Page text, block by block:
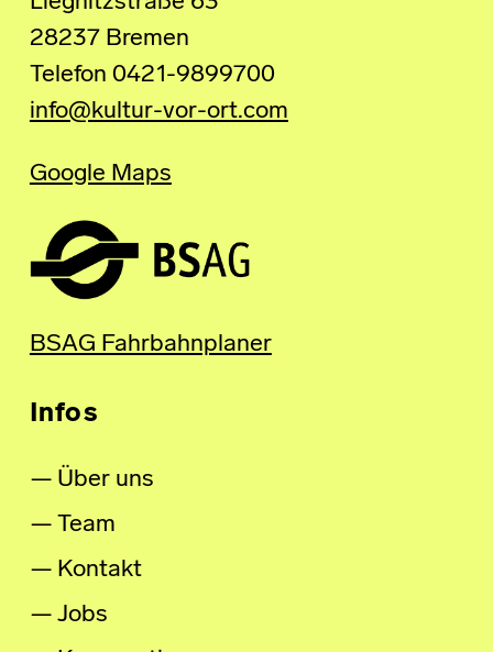
28237 Bremen
Telefon 0421-9899700
info@kultur-vor-ort.com
Google Maps
BSAG Fahrbahnplaner
Infos
Über uns
Team
Kontakt
Jobs